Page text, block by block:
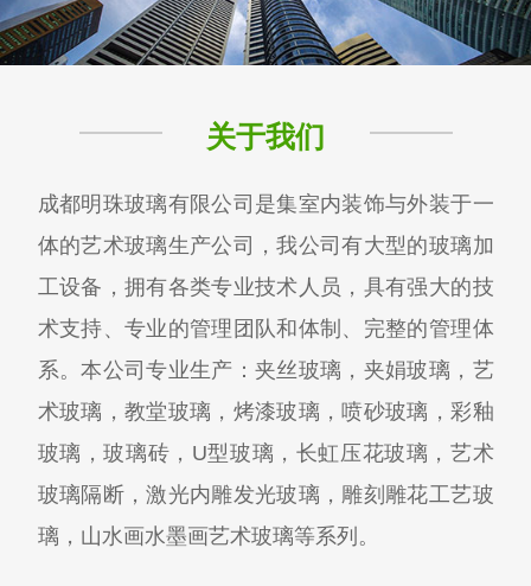
关于我们
成都明珠玻璃有限公司是集室内装饰与外装于一
体的艺术玻璃生产公司，我公司有大型的玻璃加
工设备，拥有各类专业技术人员，具有强大的技
术支持、专业的管理团队和体制、完整的管理体
系。本公司专业生产：夹丝玻璃，夹娟玻璃，艺
术玻璃，教堂玻璃，烤漆玻璃，喷砂玻璃，彩釉
玻璃，玻璃砖，U型玻璃，长虹压花玻璃，艺术
玻璃隔断，激光内雕发光玻璃，雕刻雕花工艺玻
璃，山水画水墨画艺术玻璃等系列。